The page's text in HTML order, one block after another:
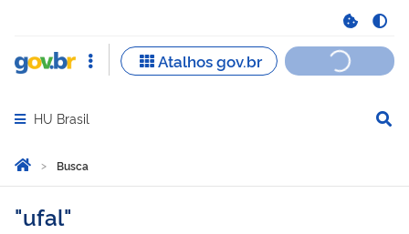
Abrir menu principal de navegação
HU Brasil
Você está aqui:
Página Inicial
Busca
Busca
ufal